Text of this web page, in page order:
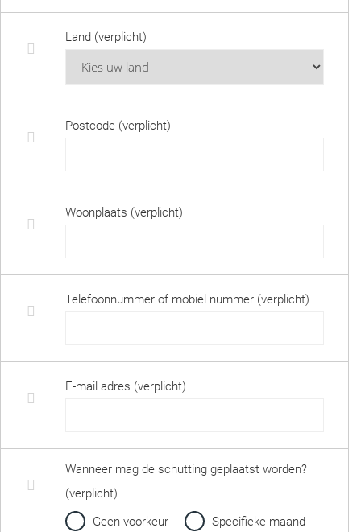
Land (verplicht)
Postcode (verplicht)
Woonplaats (verplicht)
Telefoonnummer of mobiel nummer (verplicht)
E-mail adres (verplicht)
Wanneer mag de schutting geplaatst worden?
(verplicht)
Geen voorkeur
Specifieke maand